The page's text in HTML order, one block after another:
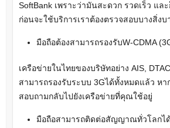
SoftBank เพราะว่ามันสะดวก รวดเร็ว แล
ก่อนจะใช้บริการเราต้องตรวจสอบบางสิ่งบ
มือถือต้องสามารถรองรับW-CDMA
เครือข่ายในไทยของบริษัทอย่าง AIS,
สามารถรองรับระบบ 3Gได้ทั้งหมดแล้ว หา
สอบถามกลับไปยังเครือข่ายที่คุณใช้อยู่
มือถือสามารถติดต่อสัญญาณทั่วโลกได้